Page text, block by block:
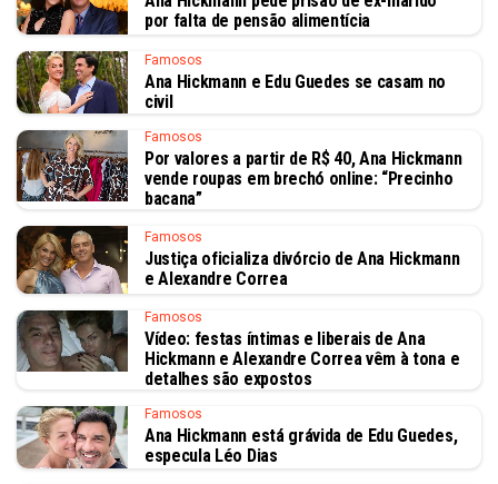
por falta de pensão alimentícia
Famosos
Ana Hickmann e Edu Guedes se casam no
civil
Famosos
Por valores a partir de R$ 40, Ana Hickmann
vende roupas em brechó online: “Precinho
bacana”
Famosos
Justiça oficializa divórcio de Ana Hickmann
e Alexandre Correa
Famosos
Vídeo: festas íntimas e liberais de Ana
Hickmann e Alexandre Correa vêm à tona e
detalhes são expostos
Famosos
Ana Hickmann está grávida de Edu Guedes,
especula Léo Dias